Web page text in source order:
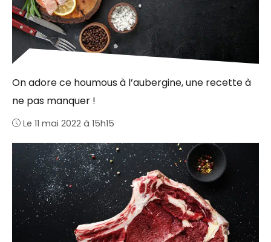
On adore ce houmous à l’aubergine, une recette à
ne pas manquer !
Le 11 mai 2022 à 15h15